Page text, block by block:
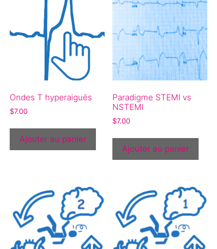
Ondes T hyperaiguës
$7.00
Ajouter au panier
Paradigme STEMI vs
NSTEMI
$7.00
Ajouter au panier